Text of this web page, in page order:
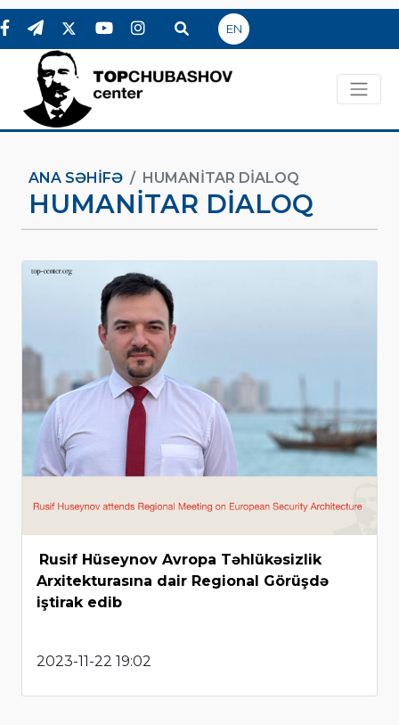
EN
ANA SƏHIFƏ HUMANITAR DIALOQ
HUMANITAR DIALOQ
Rusif Hüseynov Avropa Təhlükəsizlik
Arxitekturasına dair Regional Görüşdə
iştirak edib
2023-11-22 19:02